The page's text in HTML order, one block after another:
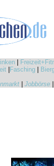
Fasching
Jobbörse